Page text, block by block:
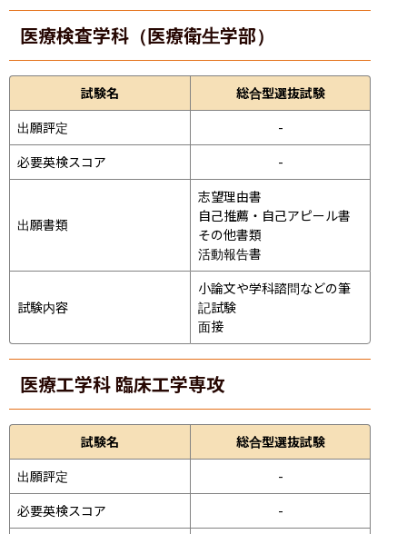
医療検査学科（医療衛生学部）
試験名
総合型選抜試験
出願評定
-
必要英検スコア
-
出願書類
志望理由書
自己推薦・自己アピール書
その他書類
活動報告書
試験内容
小論文や学科諮問などの筆
記試験
面接
医療工学科 臨床工学専攻
試験名
総合型選抜試験
出願評定
-
必要英検スコア
-